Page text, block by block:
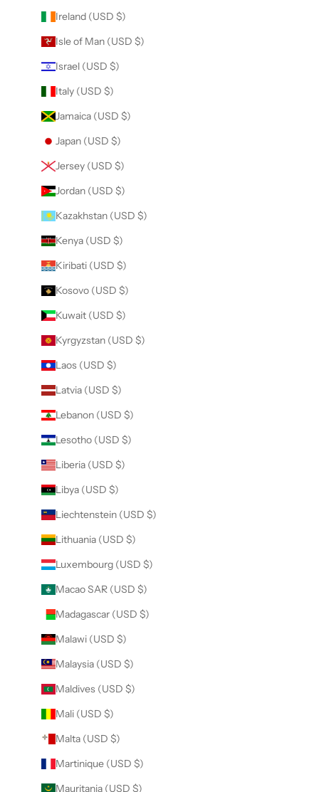
Ireland (USD $)
Isle of Man (USD $)
Israel (USD $)
Italy (USD $)
Jamaica (USD $)
Japan (USD $)
Jersey (USD $)
Jordan (USD $)
Kazakhstan (USD $)
Kenya (USD $)
Kiribati (USD $)
Kosovo (USD $)
Kuwait (USD $)
Kyrgyzstan (USD $)
Laos (USD $)
Latvia (USD $)
Lebanon (USD $)
Lesotho (USD $)
Liberia (USD $)
Libya (USD $)
Liechtenstein (USD $)
Lithuania (USD $)
Luxembourg (USD $)
Macao SAR (USD $)
Madagascar (USD $)
Malawi (USD $)
Malaysia (USD $)
Maldives (USD $)
Mali (USD $)
Malta (USD $)
Martinique (USD $)
Mauritania (USD $)